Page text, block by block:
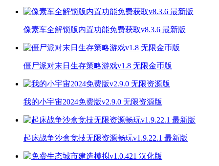
像素车全解锁版内置功能免费获取v8.3.6 最新版
僵尸派对末日生存策略游戏v1.8 无限金币版
我的小宇宙2024免费版v2.9.0 无限资源版
起床战争沙盒竞技无限资源畅玩v1.9.22.1 最新版